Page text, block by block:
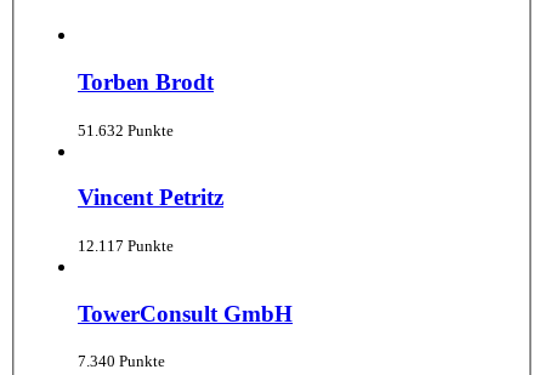
Torben Brodt
51.632 Punkte
Vincent Petritz
12.117 Punkte
TowerConsult GmbH
7.340 Punkte